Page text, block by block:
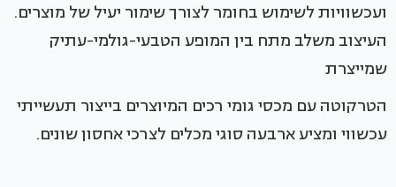
ועכשוויות לשימוש בחומר לצורך שימור יעיל של מוצרים.
העיצוב משלב מתח בין המופע הטבעי-גולמי-עתיק
שמייצרת
הטרקוטה עם מכסי גומי רכים המיוצרים בייצור תעשייתי
עכשווי ומציע ארבעה סוגי מכלים לצרכי אחסון שונים.